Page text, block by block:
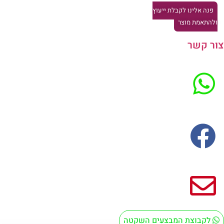
פנה אלינו לקבלת ייעוץ
מוצר
קשר
לקבוצת המבצעים השקטה